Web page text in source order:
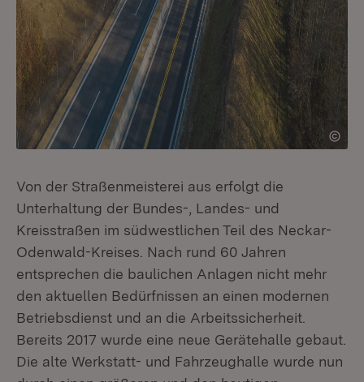
Von der Straßenmeisterei aus erfolgt die
Unterhaltung der Bundes-, Landes- und
Kreisstraßen im südwestlichen Teil des Neckar-
Odenwald-Kreises. Nach rund 60 Jahren
entsprechen die baulichen Anlagen nicht mehr
den aktuellen Bedürfnissen an einen modernen
Betriebsdienst und an die Arbeitssicherheit.
Bereits 2017 wurde eine neue Gerätehalle gebaut.
Die alte Werkstatt- und Fahrzeughalle wurde nun